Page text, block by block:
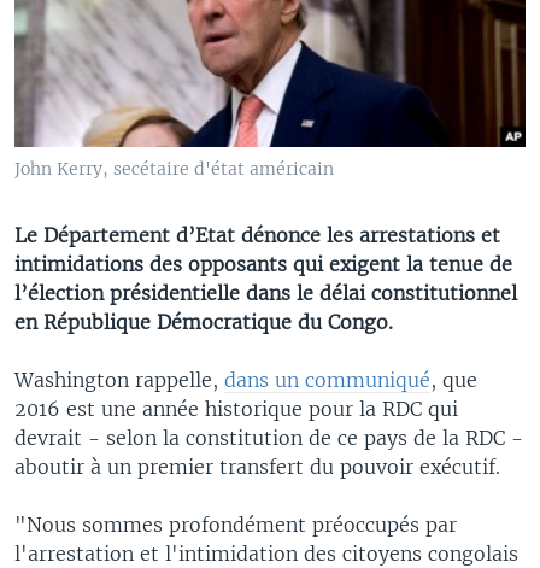
John Kerry, secétaire d'état américain
Le Département d’Etat dénonce les arrestations et
intimidations des opposants qui exigent la tenue de
l’élection présidentielle dans le délai constitutionnel
en République Démocratique du Congo.
Washington rappelle, dans un communiqué, que
2016 est une année historique pour la RDC qui
devrait - selon la constitution de ce pays de la RDC -
aboutir à un premier transfert du pouvoir exécutif.
"Nous sommes profondément préoccupés par
l'arrestation et l'intimidation des citoyens congolais